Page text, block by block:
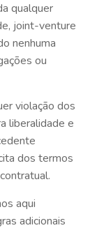
qualquer
joint-venture
nenhuma
ou
violação dos
liberalidade e
dos termos
aqui
adicionais